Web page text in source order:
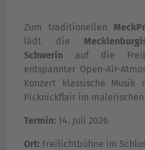
Zum traditionellen
lädt die
Schwerin auf die
entspannter Open-Air-
Konzert klassische
Picknickflair im malerischen
Termin: 14. Juli 2026
Ort: Freilichtbühne im